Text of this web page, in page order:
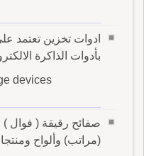
ادوات تخزين تعتمد
بأدوات الذاكرة
devices
صفائح رقيقة (
(مراتب) وألواح